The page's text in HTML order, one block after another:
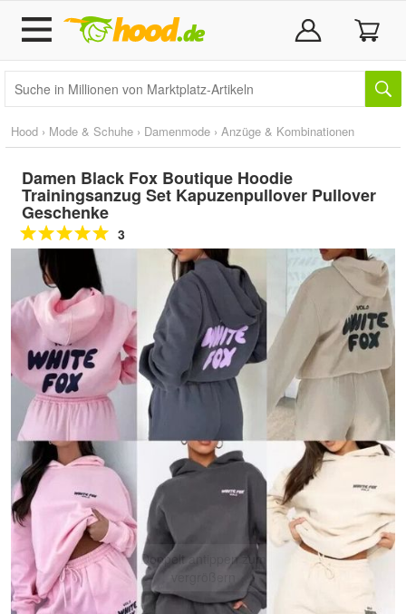
Hood › Mode & Schuhe › Damenmode › Anzüge & Kombinationen
Damen Black Fox Boutique Hoodie
Trainingsanzug Set Kapuzenpullover Pullover
Geschenke
3
Doppelt antippen zum